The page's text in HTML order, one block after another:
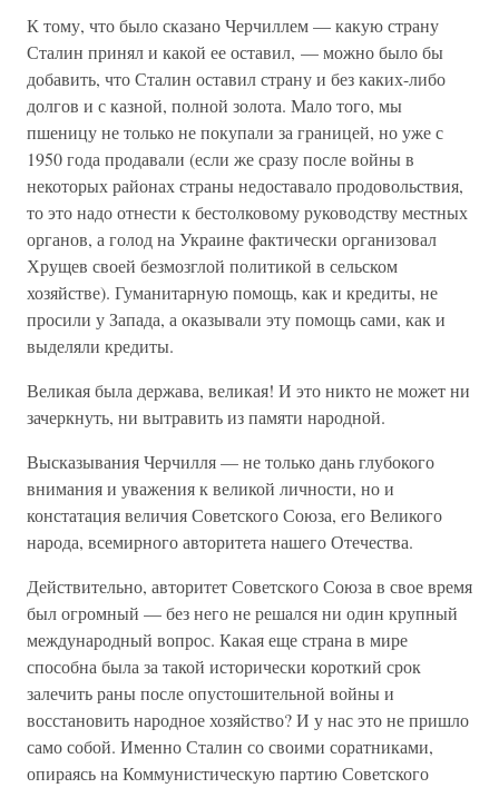
К тому, что было сказано Черчиллем — какую страну
Сталин принял и какой ее оставил, — можно было бы
добавить, что Сталин оставил страну и без каких-либо
долгов и с казной, полной золота. Мало того, мы
пшеницу не только не покупали за границей, но уже с
1950 года продавали (если же сразу после войны в
некоторых районах страны недоставало продовольствия,
то это надо отнести к бестолковому руководству местных
органов, а голод на Украине фактически организовал
Хрущев своей безмозглой политикой в сельском
хозяйстве). Гуманитарную помощь, как и кредиты, не
просили у Запада, а оказывали эту помощь сами, как и
выделяли кредиты.
Великая была держава, великая! И это никто не может ни
зачеркнуть, ни вытравить из памяти народной.
Высказывания Черчилля — не только дань глубокого
внимания и уважения к великой личности, но и
констатация величия Советского Союза, его Великого
народа, всемирного авторитета нашего Отечества.
Действительно, авторитет Советского Союза в свое время
был огромный — без него не решался ни один крупный
международный вопрос. Какая еще страна в мире
способна была за такой исторически короткий срок
залечить раны после опустошительной войны и
восстановить народное хозяйство? И у нас это не пришло
само собой. Именно Сталин со своими соратниками,
опираясь на Коммунистическую партию Советского